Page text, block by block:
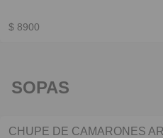
$ 8900
SOPAS
CHUPE DE CAMARONES